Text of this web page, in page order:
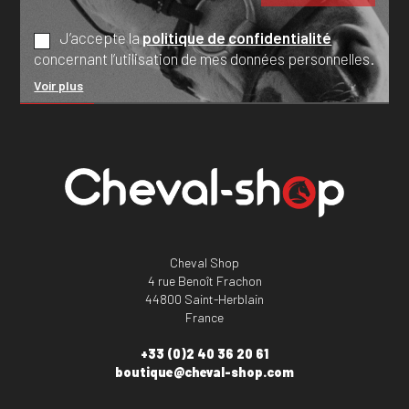
J’accepte lapolitique de confidentialité
concernant l’utilisation de mes données personnelles.
Voir plus
Cheval Shop
4 rue Benoît Frachon
44800 Saint-Herblain
France
+33 (0)2 40 36 20 61
boutique@cheval-shop.com